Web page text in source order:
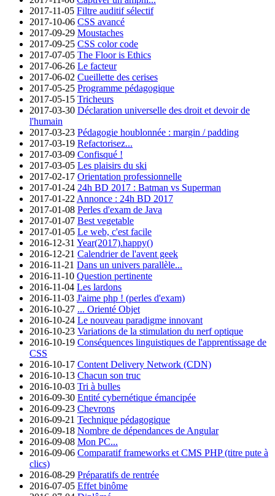
2017-11-05 Filtre auditif sélectif
2017-10-06 CSS avancé
2017-09-29 Moustaches
2017-09-25 CSS color code
2017-07-05 The Floor is Ethics
2017-06-26 Le facteur
2017-06-02 Cueillette des cerises
2017-05-25 Programme pédagogique
2017-05-15 Tricheurs
2017-03-30 Déclaration universelle des droit et devoir de
l'humain
2017-03-23 Pédagogie houblonnée : margin / padding
2017-03-19 Refactorisez...
2017-03-09 Confisqué !
2017-03-05 Les plaisirs du ski
2017-02-17 Orientation professionnelle
2017-01-24 24h BD 2017 : Batman vs Superman
2017-01-22 Annonce : 24h BD 2017
2017-01-08 Perles d'exam de Java
2017-01-07 Best vegetable
2017-01-05 Le web, c'est facile
2016-12-31 Year(2017).happy()
2016-12-21 Calendrier de l'avent geek
2016-11-21 Dans un univers parallèle...
2016-11-10 Question pertinente
2016-11-04 Les lardons
2016-11-03 J'aime php ! (perles d'exam)
2016-10-27 ... Orienté Objet
2016-10-24 Le nouveau paradigme innovant
2016-10-23 Variations de la stimulation du nerf optique
2016-10-19 Conséquences linguistiques de l'apprentissage de
CSS
2016-10-17 Content Delivery Network (CDN)
2016-10-13 Chacun son truc
2016-10-03 Tri à bulles
2016-09-30 Entité cybernétique émancipée
2016-09-23 Chevrons
2016-09-21 Technique pédagogique
2016-09-18 Nombre de dépendances de Angular
2016-09-08 Mon PC...
2016-09-06 Comparatif frameworks et CMS PHP (titre pute à
clics)
2016-08-29 Préparatifs de rentrée
2016-07-05 Effet binôme